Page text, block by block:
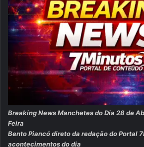
Breaking News Manchetes do Dia 28 de
Feira
Bento Piancó direto da redação do Portal
acontecimentos do dia